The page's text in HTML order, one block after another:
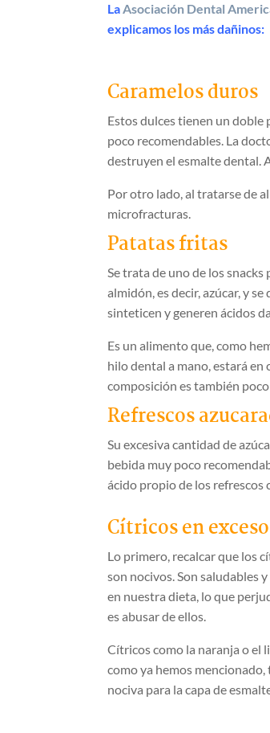
LaAsociación Dental
explicamos los más dañinos:
Caramelos duros
Estos dulces tienen un doble
poco recomendables. La
destruyen el esmalte dental.
Por otro lado, al tratarse de
microfracturas.
Patatas fritas
Se trata de uno de los
almidón, es decir, azúcar, y
sinteticen y generen ácidos
Es un alimento que, como
hilo dental a mano, estará en
composición es también
Refrescos
Su excesiva cantidad de
bebida muy poco
ácido propio de los refrescos
Cítricos en exceso
Lo primero, recalcar que los
son nocivos. Son saludables
en nuestra dieta, lo que
es abusar de ellos.
Cítricos como la naranja o el
como ya hemos mencionado,
nociva para la capa de